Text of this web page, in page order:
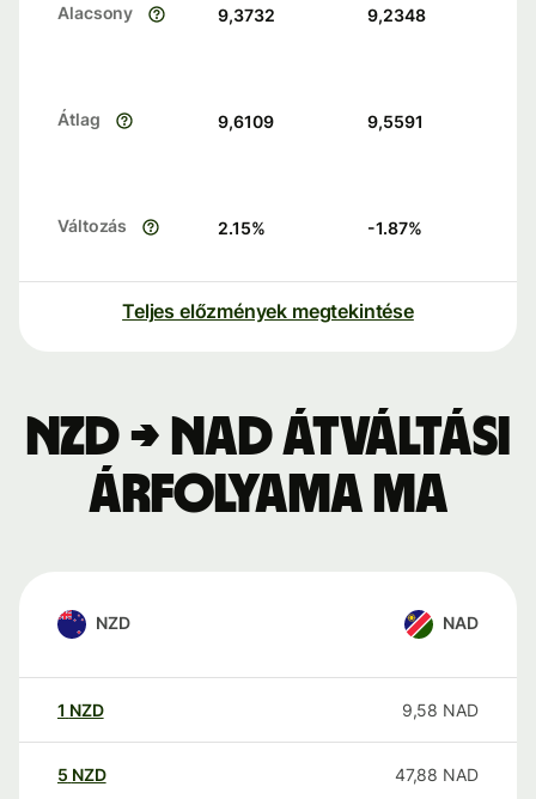
Alacsony 9,3732 9,2348
Átlag 9,6109 9,5591
Változás 2.15% -1.87%
Teljes előzmények megtekintése
NZD → NAD átváltási
árfolyama ma
NZD NAD
1 NZD 9,58 NAD
5 NZD 47,88 NAD